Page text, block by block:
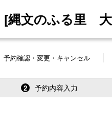
[縄文のふる里
予約確認・変更・キャンセル
2 予約内容入力